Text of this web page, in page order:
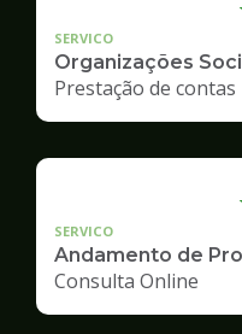
SERVICO
Organizações
Prestação de contas
SERVICO
Andamento de
Consulta Online